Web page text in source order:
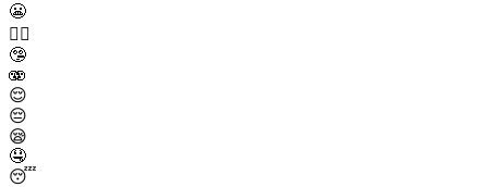
😬
😮‍💨
🤥
🫨
😌
😔
😪
🤤
😴